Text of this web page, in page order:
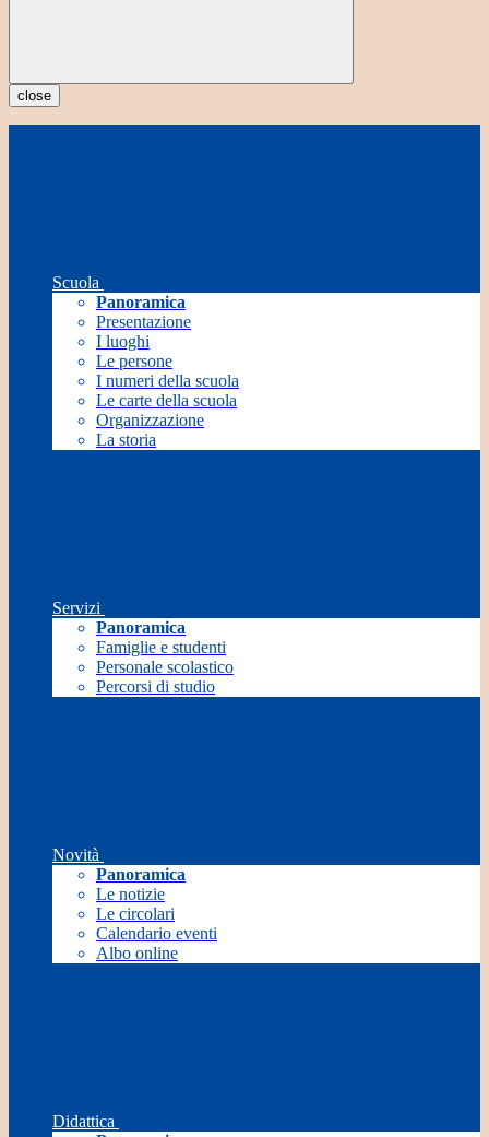
close
Scuola
Panoramica
Presentazione
I luoghi
Le persone
I numeri della scuola
Le carte della scuola
Organizzazione
La storia
Servizi
Panoramica
Famiglie e studenti
Personale scolastico
Percorsi di studio
Novità
Panoramica
Le notizie
Le circolari
Calendario eventi
Albo online
Didattica